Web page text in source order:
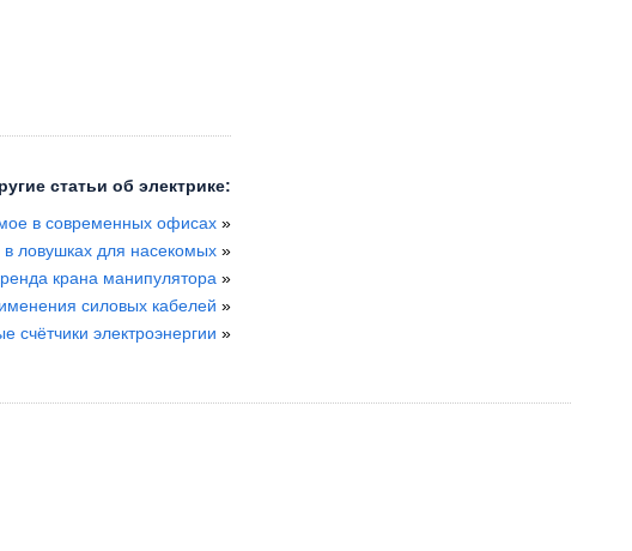
статьи об электрике:
в современных офисах »
ловушках для насекомых »
крана манипулятора »
силовых кабелей »
электроэнергии »